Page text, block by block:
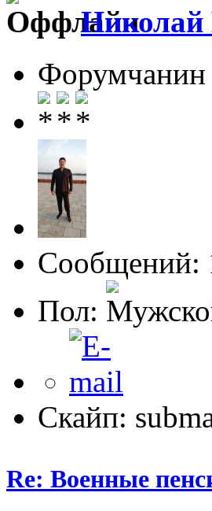
Николай
Форумчанин
Сообщений:
Пол:
Скайп:
Re: Военные